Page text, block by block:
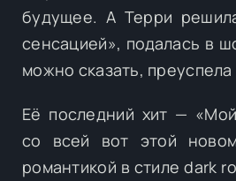
будущее. А Терри
сенсацией», подалась в
можно сказать,
Её последний хит —
со всей вот этой
романтикой в стиле dark